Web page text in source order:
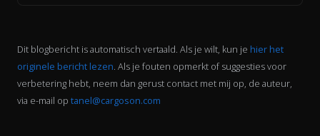
Dit blogbericht is automatisch vertaald. Als je wilt, kun je hier het
originele bericht lezen. Als je fouten opmerkt of suggesties voor
verbetering hebt, neem dan gerust contact met mij op, de auteur,
via e-mail op tanel@cargoson.com